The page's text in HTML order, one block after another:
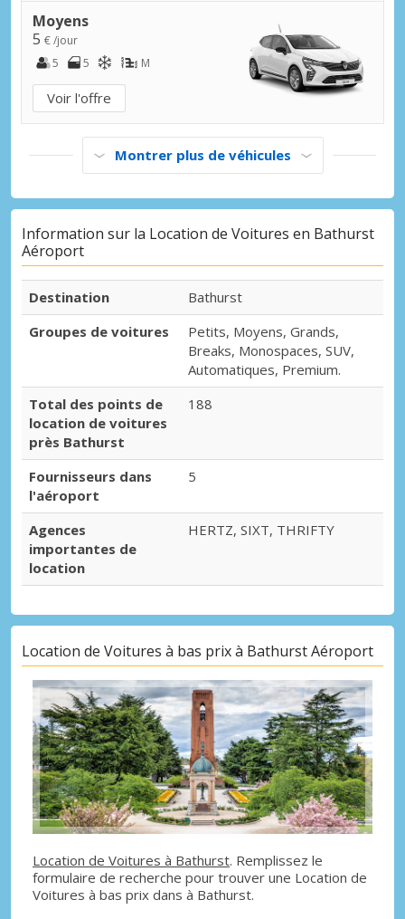
Moyens
5 € /jour
5
5 M
Voir l'offre
Montrer plus de véhicules
Information sur la Location de Voitures en Bathurst
Aéroport
Destination
Bathurst
Groupes de voitures
Petits, Moyens, Grands,
Breaks, Monospaces, SUV,
Automatiques, Premium.
Total des points de
location de voitures
près Bathurst
188
Fournisseurs dans
l'aéroport
5
Agences
importantes de
location
HERTZ, SIXT, THRIFTY
Location de Voitures à bas prix à Bathurst Aéroport
Location de Voitures à Bathurst. Remplissez le
formulaire de recherche pour trouver une Location de
Voitures à bas prix dans à Bathurst.